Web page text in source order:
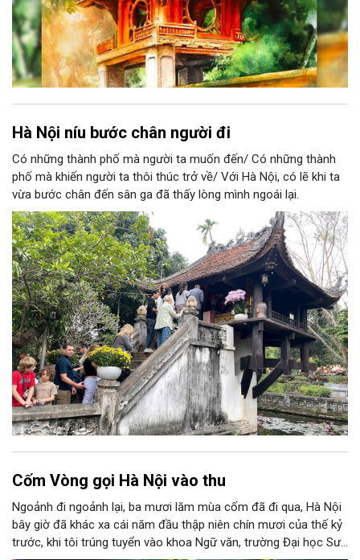
Hà Nội níu bước chân người đi
Có những thành phố mà người ta muốn đến/ Có những thành
phố mà khiến người ta thôi thúc trở về/ Với Hà Nội, có lẽ khi ta
vừa bước chân đến sân ga đã thấy lòng mình ngoái lại.
Cốm Vòng gọi Hà Nội vào thu
Ngoảnh đi ngoảnh lại, ba mươi lăm mùa cốm đã đi qua, Hà Nội
bây giờ đã khác xa cái năm đầu thập niên chín mươi của thế kỷ
trước, khi tôi trúng tuyển vào khoa Ngữ văn, trường Đại học Sư